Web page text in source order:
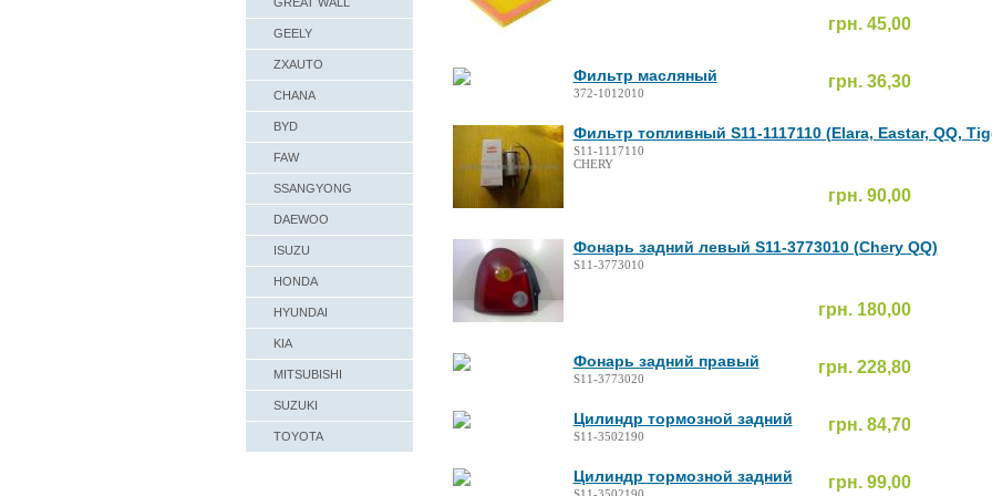
GEELY
ZXAUTO
CHANA
BYD
FAW
SSANGYONG
DAEWOO
ISUZU
HONDA
HYUNDAI
KIA
MITSUBISHI
SUZUKI
TOYOTA
грн. 45,00
Фильтр масляный грн. 36,30
372-1012010
Фильтр топливный S11-1117110 (Elara, Eastar, QQ,
грн. 90,00
S11-1117110
CHERY
Фонарь задний левый S11-3773010 (Chery QQ)
грн. 180,00
S11-3773010
Фонарь задний правый грн. 228,80
S11-3773020
Цилиндр тормозной задний грн. 84,70
S11-3502190
Цилиндр тормозной задний грн. 99,00